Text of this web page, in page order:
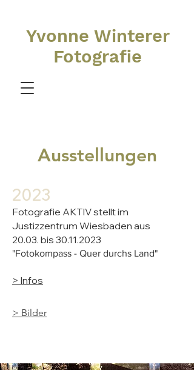
Yvonne Winterer
Fotografie
Ausstellungen
2023
Fotografie AKTIV stellt im
Justizzentrum Wiesbaden aus
20.03. bis 30.11.2023
"Fotokompass - Quer durchs Land"
> Infos
> Bilder